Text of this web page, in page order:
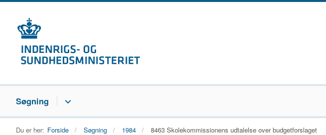
Søgning
Du er her: Forside Søgning 1984 8463 Skolekommissionens udtalelse over budgetforslaget